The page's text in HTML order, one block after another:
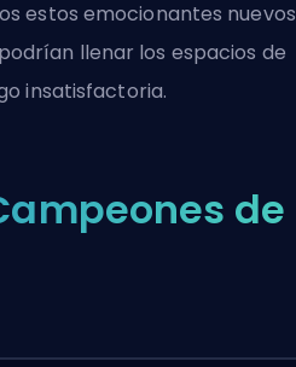
estos emocionantes nuevos
llenar los espacios de
insatisfactoria.
de